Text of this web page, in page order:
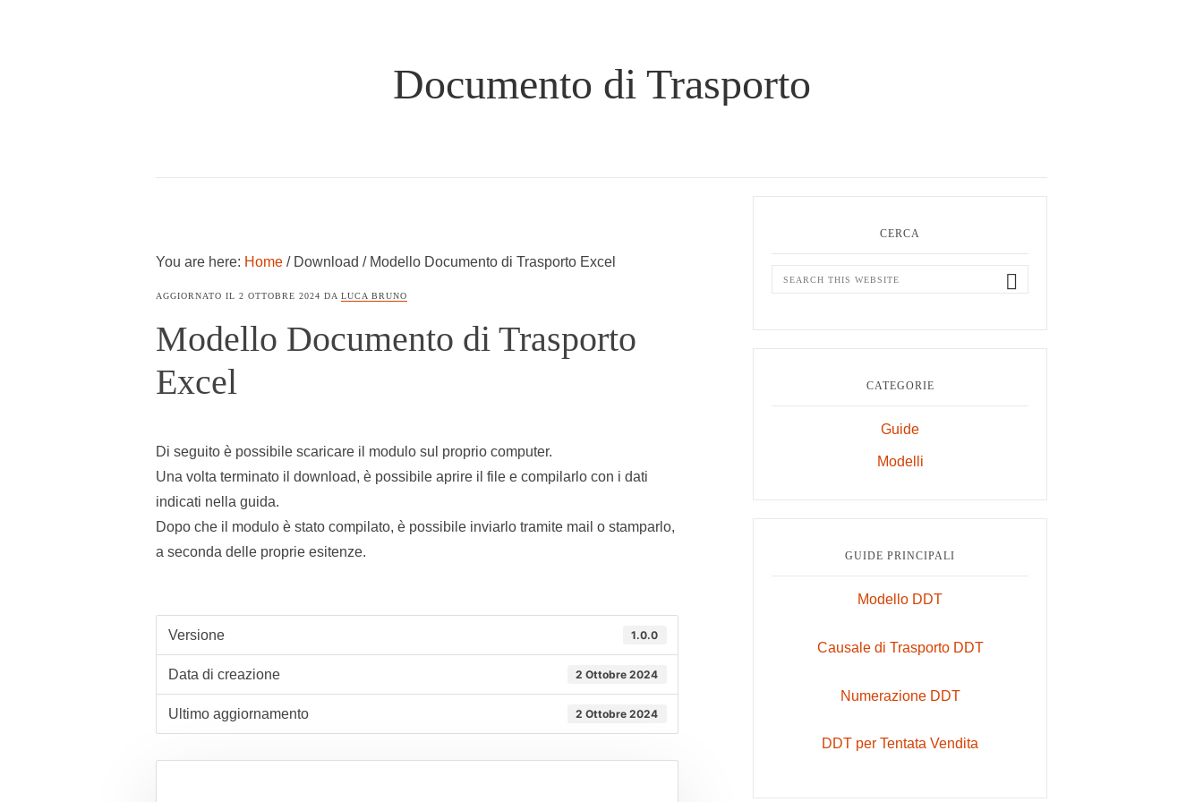
Documento di Trasporto
DOCUMENTO
You are here: Home /Download/Modello Documento di Trasporto Excel
AGGIORNATO IL2 OTTOBRE 2024 DALUCA BRUNO
Modello Documento di Trasporto
Excel
Di seguito è possibile scaricare il modulo sul proprio computer.
Una volta terminato il download, è possibile aprire il file e compilarlo con i dati
indicati nella guida.
Dopo che il modulo è stato compilato, è possibile inviarlo tramite mail o stamparlo,
a seconda delle proprie esitenze.
Versione 1.0.0
Data di creazione 2 Ottobre 2024
Ultimo aggiornamento 2 Ottobre 2024
Primary
CERCA
Search
website
CATEGORIE
Guide
Modelli
GUIDE PRINCIPALI
Modello DDT
Causale di Trasporto DDT
Numerazione DDT
DDT per Tentata Vendita